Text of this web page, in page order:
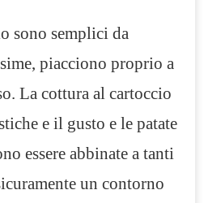
sono semplici da
piacciono proprio a
La cottura al cartoccio
e il gusto e le patate
essere abbinate a tanti
un contorno